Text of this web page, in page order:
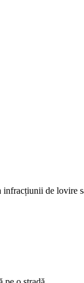
infracțiunii de lovire